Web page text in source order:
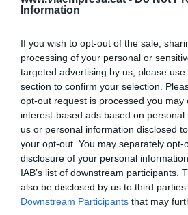
Information
If you wish to opt-out of the sale,
processing of your personal or
targeted advertising by us, please
section to confirm your selection.
opt-out request is processed you may
interest-based ads based on
us or personal information disclosed
your opt-out. You may separately opt-
disclosure of your personal
IAB’s list of downstream participants.
also be disclosed by us to third
Downstream Participants that may
formaciones ocupacionales
la necesidad de impulsar más
ocupación en estos ámbitos.
problemática que hay por la
centros de formación
y Fontanals y reivindican "la
de ampliarlo" para poder
"Hace falta una relación más
empresas y elDepartament
tienen que potenciar aquellos